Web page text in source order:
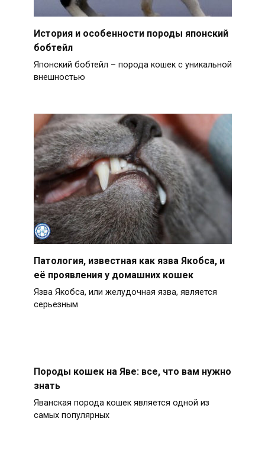
История и особенности породы японский
бобтейл
Японский бобтейл – порода кошек с уникальной
внешностью
Патология, известная как язва Якобса, и
её проявления у домашних кошек
Язва Якобса, или желудочная язва, является
серьезным
Породы кошек на Яве: все, что вам нужно
знать
Яванская порода кошек является одной из
самых популярных